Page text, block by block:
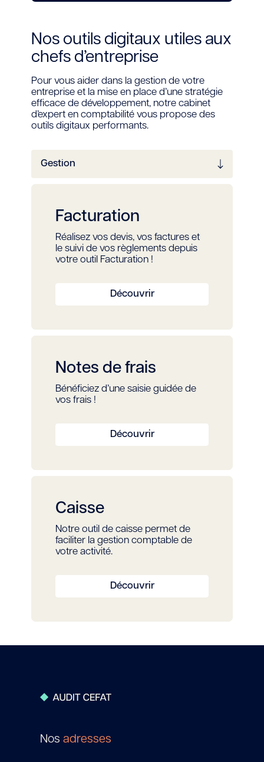
Nos outils digitaux utiles aux
chefs d’entreprise
Pour vous aider dans la gestion de votre
entreprise et la mise en place d’une stratégie
efficace de développement, notre cabinet
d’expert en comptabilité vous propose des
outils digitaux performants.
Facturation
Réalisez vos devis, vos factures et
le suivi de vos règlements depuis
votre outil Facturation !
Découvrir
Notes de frais
Bénéficiez d’une saisie guidée de
vos frais !
Découvrir
Caisse
Notre outil de caisse permet de
faciliter la gestion comptable de
votre activité.
Découvrir
Nos adresses